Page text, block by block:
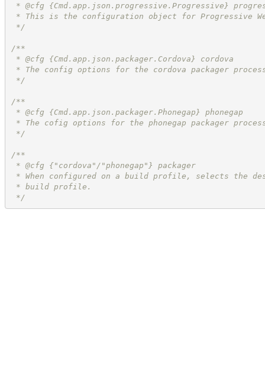
* @cfg {Cmd.app.json.progressive.Progressive}
* This is the configuration object for Progressive
*/
/**
* @cfg {Cmd.app.json.packager.Cordova}
cordova
* The config options for the cordova packager
*/
/**
* @cfg {Cmd.app.json.packager.Phonegap}
phonegap
* The cofig options for the phonegap packager
*/
/**
* @cfg {"cordova"/"phonegap"} packager
* When configured on a build profile, selects the
* build profile.
*/